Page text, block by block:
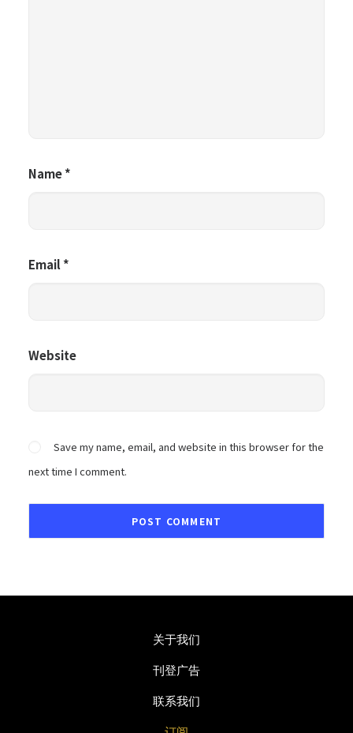
Name*
Email*
Website
Save my name, email, and website in this browser for the
next time I comment.
关于我们
刊登广告
联系我们